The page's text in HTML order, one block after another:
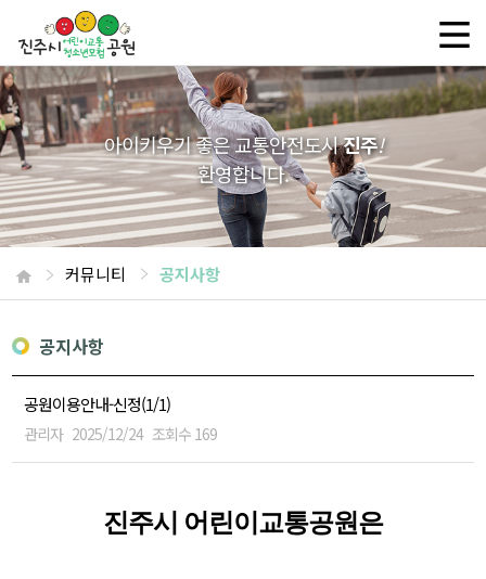
아이키우기 좋은 교통안전도시진주!
환영합니다.
커뮤니티 공지사항
공지사항
공원이용안내-신정(1/1)
관리자 2025/12/24 조회수 169
진주시 어린이교통공원은